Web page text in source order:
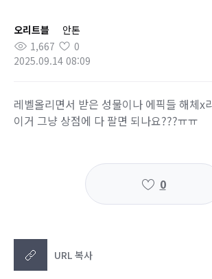
오리트블
안톤
1,667
0
2025.09.14 08:09
레벨올리면서 받은 성물이나 에픽들 해체x
이거 그냥 상점에 다 팔면 되나요???ㅠㅠ
0
URL 복사